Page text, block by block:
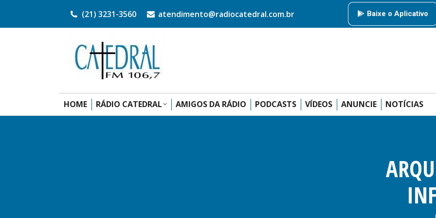
(21) 3231-3560 atendimento@radiocatedral.com.br Baixe o Aplicativo
HOME RÁDIO CATEDRAL AMIGOS DA RÁDIO PODCASTS VÍDEOS ANUNCIE NOTÍCIAS
HOME RÁDIO CATEDRAL AMIGOS DA RÁDIO